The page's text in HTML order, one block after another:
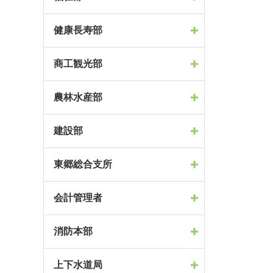
健康長寿部
商工観光部
農林水産部
建設部
東郷総合支所
会計管理者
消防本部
上下水道局